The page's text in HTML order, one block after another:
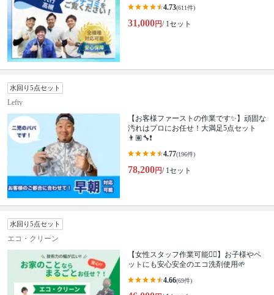
4.73(611件)
31,000円/ 1セット
水回り5点セット
Lefty
【お客様ファーストの作業です✨】頑固な
汚れはプロにお任せ！大満足5点セット
👨🏽‍🔧❗️
4.77(196件)
78,200円/ 1セット
水回り5点セット
エコ・クリーン
【女性スタッフ作業可能🙆‍♀️】お子様やペ
ットにも安心安全のエコ洗剤使用🌱
4.66(69件)